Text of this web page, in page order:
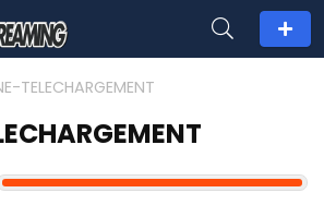
TELECHARGEMENT